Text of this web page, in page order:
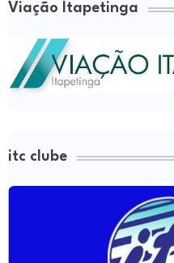
Viação Itapetinga
itc clube